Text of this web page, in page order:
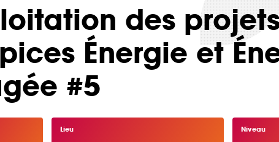
dans votre
citoyenne ?
des projets
Énergie et
#5
Lieu Niveau